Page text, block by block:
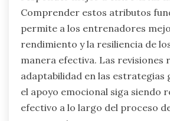
Comprender estos atributos
permite a los entrenadores
rendimiento y la resiliencia de
manera efectiva. Las revisiones
adaptabilidad en las estrategias
el apoyo emocional siga siendo
efectivo a lo largo del proceso